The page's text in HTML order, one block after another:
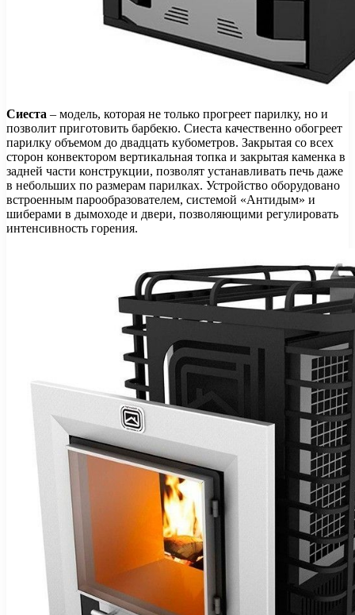
Сиеста – модель, которая не только прогреет парилку, но и
позволит приготовить барбекю. Сиеста качественно обогреет
парилку объемом до двадцать кубометров. Закрытая со всех
сторон конвектором вертикальная топка и закрытая каменка в
задней части конструкции, позволят устанавливать печь даже
в небольших по размерам парилках. Устройство оборудовано
встроенным парообразователем, системой «Антидым» и
шиберами в дымоходе и двери, позволяющими регулировать
интенсивность горения.